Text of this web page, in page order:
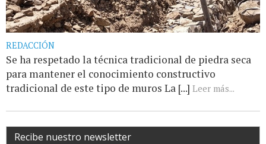
REDACCIÓN
Se ha respetado la técnica tradicional de piedra seca
para mantener el conocimiento constructivo
tradicional de este tipo de muros La [...] Leer más...
Recibe nuestro newsletter